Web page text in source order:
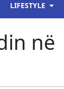
LIFESTYLE
në